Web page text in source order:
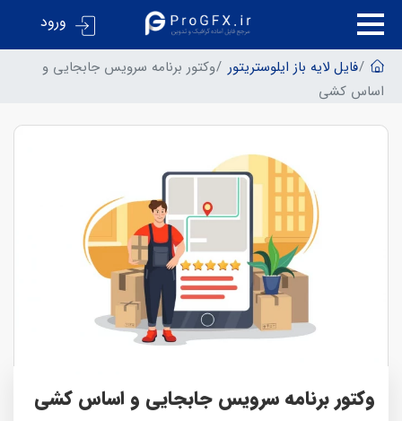
ورود
فایل لایه باز ایلوستریتور وکتور برنامه سرویس جابجایی و
اساس کشی
وکتور برنامه سرویس جابجایی و اساس کشی